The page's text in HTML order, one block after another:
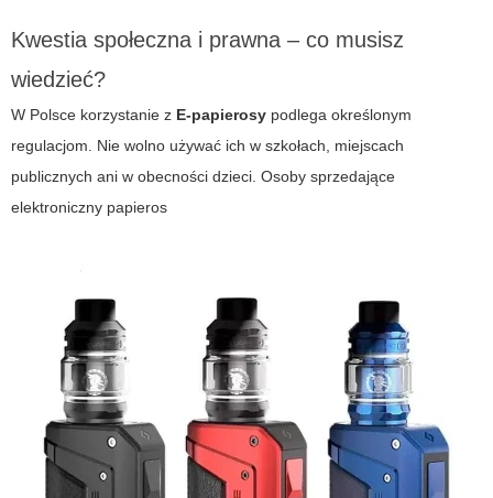
Kwestia społeczna i prawna – co musisz
wiedzieć?
W Polsce korzystanie z E-papierosy podlega określonym
regulacjom. Nie wolno używać ich w szkołach, miejscach
publicznych ani w obecności dzieci. Osoby sprzedające
elektroniczny papieros